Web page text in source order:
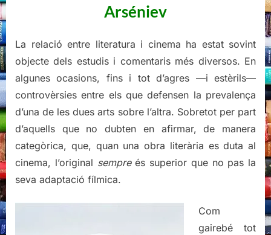
Arséniev
La relació entre literatura i cinema ha estat sovint
objecte dels estudis i comentaris més diversos. En
algunes ocasions, fins i tot d’agres —i estèrils—
controvèrsies entre els que defensen la prevalença
d’una de les dues arts sobre l’altra. Sobretot per part
d’aquells que no dubten en afirmar, de manera
categòrica, que, quan una obra literària es duta al
cinema, l’original sempreés superior que no pas la
seva adaptació fílmica.
Com
gairebé tot